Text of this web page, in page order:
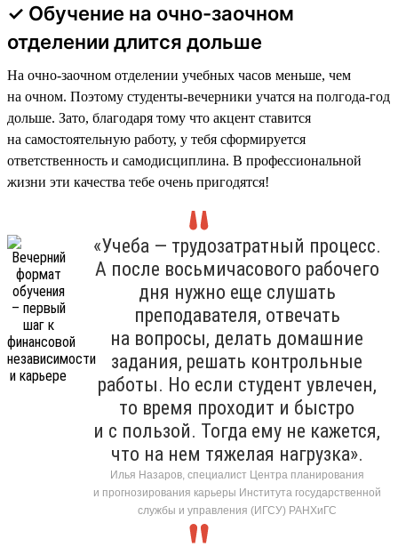
✓ Обучение на очно-заочном
отделении длится дольше
На очно-заочном отделении учебных часов меньше, чем
на очном. Поэтому студенты-вечерники учатся на полгода-год
дольше. Зато, благодаря тому что акцент ставится
на самостоятельную работу, у тебя сформируется
ответственность и самодисциплина. В профессиональной
жизни эти качества тебе очень пригодятся!
«Учеба — трудозатратный процесс.
А после восьмичасового рабочего
дня нужно еще слушать
преподавателя, отвечать
на вопросы, делать домашние
задания, решать контрольные
работы. Но если студент увлечен,
то время проходит и быстро
и с пользой. Тогда ему не кажется,
что на нем тяжелая нагрузка».
Илья Назаров, специалист Центра планирования
и прогнозирования карьеры Института государственной
службы и управления (ИГСУ) РАНХиГС